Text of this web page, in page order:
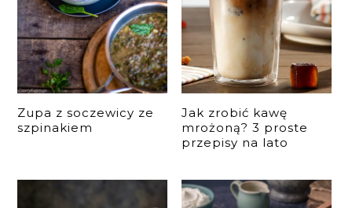
Zupa z soczewicy ze
szpinakiem
Jak zrobić kawę
mrożoną? 3 proste
przepisy na lato